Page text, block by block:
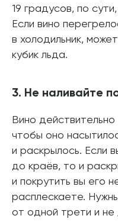
19 градусов, по
Если вино
в холодильник,
кубик льда.
3. Не наливайте
Вино
чтобы оно
и раскрылось. Если
до краёв, то и
и покрутить вы его
расплескаете.
от одной трети и не